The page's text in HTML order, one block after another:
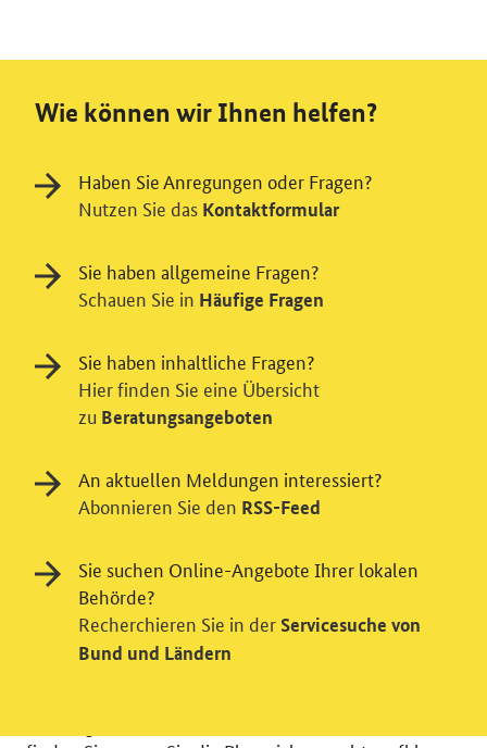
Einwilligung in Tracking und / oder
Wir bitten Sie an dieser Stelle um Ihre Einwilligung für
verschiedene Zusatzdienste unserer Webseite: Wir
möchten die Nutzeraktivität mit Hilfe
datenschutzfreundlicher Statistiken verstehen, um
Wie können wir Ihnen helfen?
Haben Sie Anregungen oder Fragen?
Nutzen Sie das Kontaktformular
Sie haben allgemeine Fragen?
Schauen Sie in Häufige Fragen
Sie haben inhaltliche Fragen?
Hier finden Sie eine Übersicht
zu Beratungsangeboten
An aktuellen Meldungen interessiert?
Abonnieren Sie den RSS-Feed
Sie suchen Online-Angebote Ihrer lokalen
Behörde?
Recherchieren Sie in der Servicesuche von
Bund und Ländern